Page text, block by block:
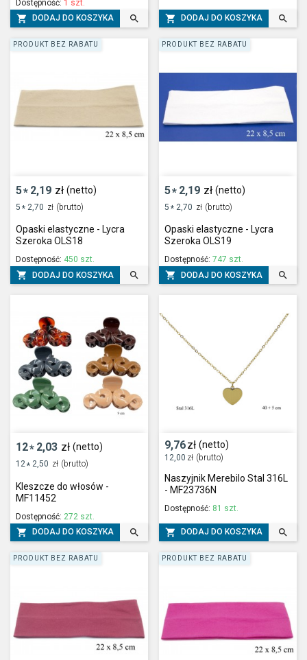
Dostępność: 1 szt.
 DODAJ DO KOSZYKA   DODAJ DO KOSZYKA 
5* 2,19 zł (netto)
5 * 2,70 zł (brutto)
Opaski elastyczne - Lycra
Szeroka OLS18
Dostępność: 450 szt.
 DODAJ DO KOSZYKA 
PRODUKT BEZ RABATU
5* 2,19 zł (netto)
5 * 2,70 zł (brutto)
Opaski elastyczne - Lycra
Szeroka OLS19
Dostępność: 747 szt.
 DODAJ DO KOSZYKA 
PRODUKT BEZ RABATU
12* 2,03 zł (netto)
12 * 2,50 zł (brutto)
Kleszcze do włosów -
MF11452
Dostępność: 272 szt.
 DODAJ DO KOSZYKA 
9,76zł (netto)
12,00 zł (brutto)
Naszyjnik Merebilo Stal 316L
- MF23736N
Dostępność: 81 szt.
 DODAJ DO KOSZYKA 
PRODUKT BEZ RABATU PRODUKT BEZ RABATU